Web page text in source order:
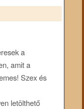
a
amit a
Szex és
letölthető